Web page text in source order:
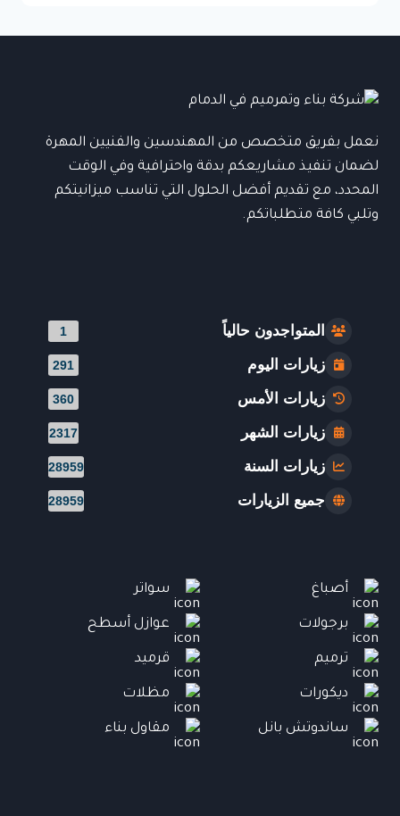
للعزل
الحديث
0508300217
نعمل بفريق متخصص من المهندسين والفنيين المهرة
لضمان تنفيذ مشاريعكم بدقة واحترافية وفي الوقت
المحدد، مع تقديم أفضل الحلول التي تناسب ميزانيتكم
وتلبي كافة متطلباتكم.
المتواجدون حالياً 1
زيارات اليوم 291
زيارات الأمس 360
زيارات الشهر 2317
زيارات السنة 28959
جميع الزيارات 28959
أصباغ
برجولات
ترميم
ديكورات
ساندوتش بانل
سواتر
عوازل أسطح
قرميد
مظلات
مقاول بناء